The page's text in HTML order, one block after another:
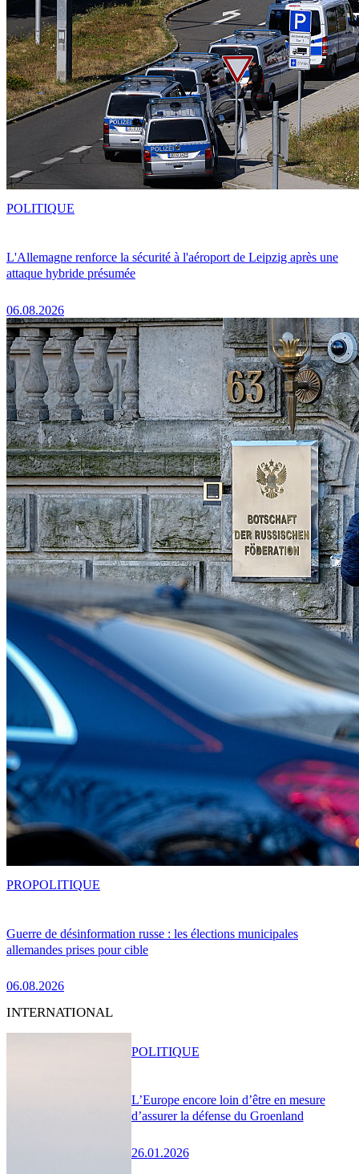
L'Allemagne renforce la sécurité à l'aéroport de Leipzig après une
attaque hybride présumée
06.08.2026
POLITIQUE
Guerre de désinformation russe : les élections municipales
allemandes prises pour cible
06.08.2026
PROPOLITIQUE
INTERNATIONAL
L’Europe encore loin d’être en mesure
d’assurer la défense du Groenland
26.01.2026
POLITIQUE